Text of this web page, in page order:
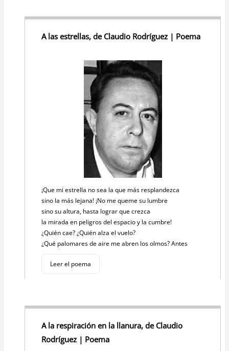
A las estrellas, de Claudio Rodríguez | Poema
¡Que mi estrella no sea la que más resplandezca
sino la más lejana! ¡No me queme su lumbre
sino su altura, hasta lograr que crezca
la mirada en peligros del espacio y la cumbre!
¿Quién cae? ¿Quién alza el vuelo?
¿Qué palomares de aire me abren los olmos? Antes
Leer el poema
A la respiración en la llanura, de Claudio
Rodríguez | Poema